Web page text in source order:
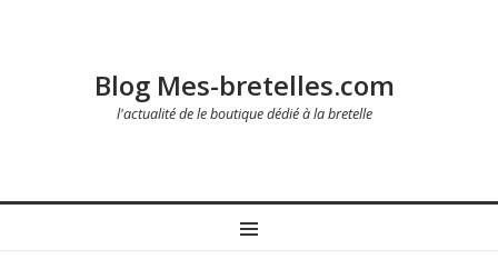
Blog Mes-bretelles.com
l'actualité de le boutique dédié à la bretelle
MENU